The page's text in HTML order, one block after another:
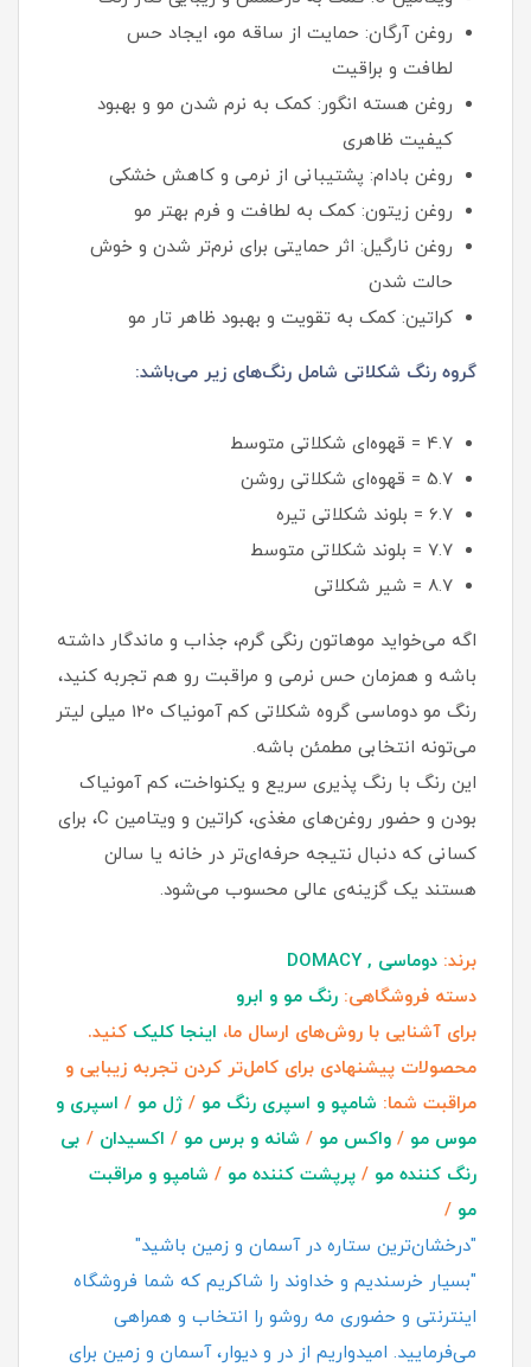
روغن آرگان: حمایت از ساقه مو، ایجاد حس
لطافت و براقیت
روغن هسته انگور: کمک به نرم شدن مو و بهبود
کیفیت ظاهری
روغن بادام: پشتیبانی از نرمی و کاهش خشکی
روغن زیتون: کمک به لطافت و فرم بهتر مو
روغن نارگیل: اثر حمایتی برای نرم‌تر شدن و خوش‌
حالت شدن
کراتین: کمک به تقویت و بهبود ظاهر تار مو
گروه رنگ شکلاتی شامل رنگ‌های زیر می‌باشد:
4.7 = قهوه‌ای شکلاتی متوسط
5.7 = قهوه‌ای شکلاتی روشن
6.7 = بلوند شکلاتی تیره
7.7 = بلوند شکلاتی متوسط
8.7 = شیر شکلاتی
اگه می‌خواید موهاتون رنگی گرم، جذاب و ماندگار داشته
باشه و همزمان حس نرمی و مراقبت رو هم تجربه کنید،
رنگ مو دوماسی گروه شکلاتی کم‌ آمونیاک 120 میلی‌ لیتر
می‌تونه انتخابی مطمئن باشه.
این رنگ با رنگ‌ پذیری سریع و یکنواخت، کم‌ آمونیاک
بودن و حضور روغن‌های مغذی، کراتین و ویتامین C، برای
کسانی که دنبال نتیجه حرفه‌ای‌تر در خانه یا سالن
هستند یک گزینه‌ی عالی محسوب می‌شود.
برند: دوماسی , DOMACY
دسته فروشگاهی: رنگ مو و ابرو
برای آشنایی با روش‌های ارسال ما، اینجا کلیک کنید.
محصولات پیشنهادی برای کامل‌تر کردن تجربه زیبایی و
مراقبت شما: شامپو و اسپری رنگ مو / ژل مو / اسپری و
موس مو / واکس مو / شانه و برس مو / اکسیدان / بی
رنگ کننده مو / پرپشت کننده مو / شامپو و مراقبت
مو /
"درخشان‌ترین ستاره در آسمان و زمین باشید"
"بسیار خرسندیم و خداوند را شاکریم که شما فروشگاه
اینترنتی و حضوری مه روشو را انتخاب و همراهی
می‌فرمایید. امیدواریم از در و دیوار، آسمان و زمین برای